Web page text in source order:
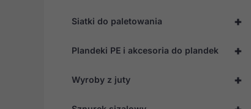
+
Siatki do paletowania
+
Plandeki PE i akcesoria do plandek
+
Wyroby z juty